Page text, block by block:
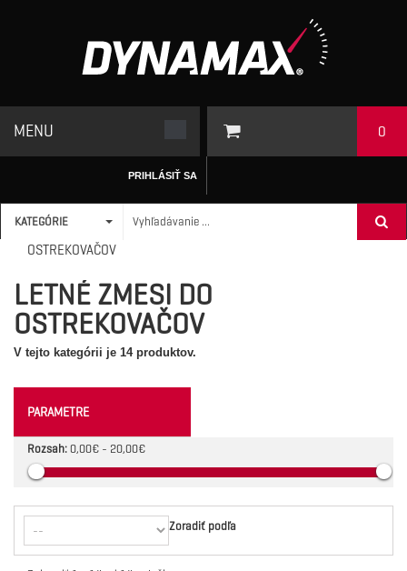
MENU 0
PRIHLÁSIŤ SA
KATEGÓRIE
ÚVODNÁ STRÁNKA / TECHNICKÉ KVAPALINY
LETNÉ ZMESI DO
OSTREKOVAČOV
LETNÉ ZMESI DO
OSTREKOVAČOV
V tejto kategórii je 14 produktov.
PARAMETRE
Rozsah:0,00€ - 20,00€
Zoradiť podľa